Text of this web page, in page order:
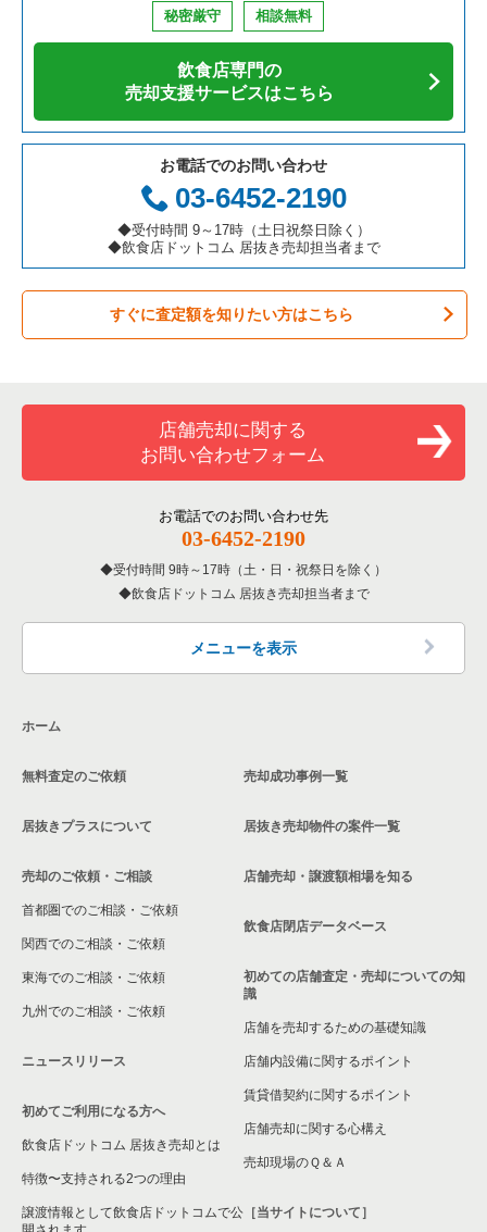
カフェの居抜き売却物件の案件一覧
テイクアウトの居抜き売却物件の案件一覧
お弁当・惣菜・デリの居抜き売却物件の案件一覧
カラオケ・パブ・スナックの居抜き売却物件の案件一覧
バーの居抜き売却物件の案件一覧
居酒屋・ダイニングバーの居抜き売却物件の案件一覧
洋食の居抜き売却物件の案件一覧
その他の居抜き売却物件の案件一覧
愛知県の飲食店の居抜き売却物件の案件一覧
岐阜県の飲食店の居抜き売却物件の案件一覧
三重県の飲食店の居抜き売却物件の案件一覧
袖ヶ浦市の飲食店の居抜き売却物件の案件一覧
君津市の飲食店の居抜き売却物件の案件一覧
習志野市の飲食店の居抜き売却物件の案件一覧
千葉市美浜区の飲食店の居抜き売却物件の案件一覧
佐倉市の飲食店の居抜き売却物件の案件一覧
四街道市の飲食店の居抜き売却物件の案件一覧
柏市の飲食店の居抜き売却物件の案件一覧
館山市の飲食店の居抜き売却物件の案件一覧
千葉市花見川区の飲食店の居抜き売却物件の案件一覧
我孫子市の飲食店の居抜き売却物件の案件一覧
千葉市稲毛区の飲食店の居抜き売却物件の案件一覧
流山市の飲食店の居抜き売却物件の案件一覧
千葉市緑区の飲食店の居抜き売却物件の案件一覧
白井市の飲食店の居抜き売却物件の案件一覧
千葉県の焼肉の居抜き売却物件の案件一覧
千葉県の鉄板焼き・お好み焼の居抜き売却物件の案件一覧
千葉県のアジア料理の居抜き売却物件の案件一覧
千葉県のカフェの居抜き売却物件の案件一覧
千葉県のテイクアウトの居抜き売却物件の案件一覧
千葉県のお弁当・惣菜・デリの居抜き売却物件の案件一覧
千葉県のバーの居抜き売却物件の案件一覧
千葉県の居酒屋・ダイニングバーの居抜き売却物件の案件一覧
千葉県の和食の居抜き売却物件の案件一覧
千葉県の洋食の居抜き売却物件の案件一覧
千葉県のその他の居抜き売却物件の案件一覧
千葉市中央区のカフェの居抜き売却物件の案件一覧
千葉市中央区のテイクアウトの居抜き売却物件の案件一覧
千葉市中央区のお弁当・惣菜・デリの居抜き売却物件の案件一
千葉市中央区のカラオケ・パブ・スナックの居抜き売却物件の
案件一覧
千葉市中央区のバーの居抜き売却物件の案件一覧
千葉市中央区の和食の居抜き売却物件の案件一覧
千葉市中央区のその他の居抜き売却物件の案件一覧
秘密厳守 相談無料
飲食店専門の
売却支援サービスはこちら
お電話でのお問い合わせ
03-6452-2190
◆受付時間 9～17時（土日祝祭日除く）
◆飲食店ドットコム 居抜き売却担当者まで
すぐに査定額を知りたい方はこちら
店舗売却に関する
お問い合わせフォーム
お電話でのお問い合わせ先
03-6452-2190
受付時間 9時～17時（土・日・祝祭日を除く）
飲食店ドットコム 居抜き売却担当者まで
メニューを表示
ホーム
無料査定のご依頼
居抜きプラスについて
売却のご依頼・ご相談
首都圏でのご相談・ご依頼
関西でのご相談・ご依頼
東海でのご相談・ご依頼
九州でのご相談・ご依頼
ニュースリリース
初めてご利用になる方へ
飲食店ドットコム 居抜き売却とは
特徴〜支持される2つの理由
譲渡情報として飲食店ドットコムで公
売却成功事例一覧
居抜き売却物件の案件一覧
店舗売却・譲渡額相場を知る
飲食店閉店データベース
初めての店舗査定・売却についての知
識
店舗を売却するための基礎知識
店舗内設備に関するポイント
賃貸借契約に関するポイント
店舗売却に関する心構え
売却現場のＱ＆Ａ
［当サイトについて］